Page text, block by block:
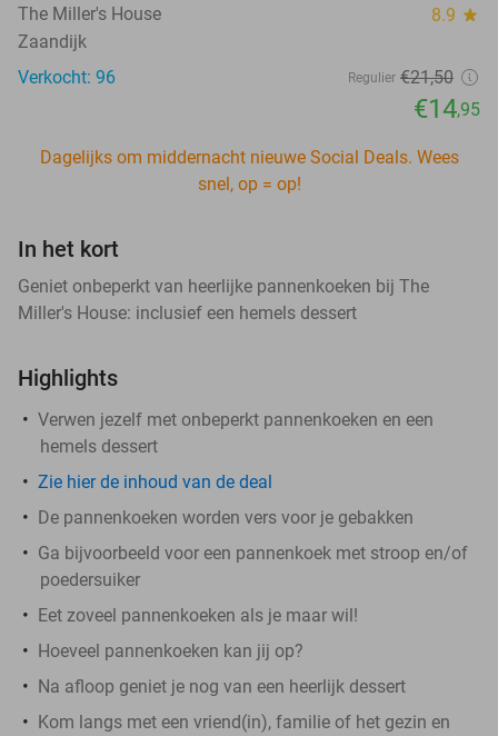
The Miller's House 8.9 star
Zaandijk
Verkocht: 96
Regulier €21,50
€14,95
Dagelijks om middernacht nieuwe Social Deals. Wees
snel, op = op!
In het kort
Geniet onbeperkt van heerlijke pannenkoeken bij The
Miller's House: inclusief een hemels dessert
Highlights
Verwen jezelf met onbeperkt pannenkoeken en een
hemels dessert
Zie hier de inhoud van de deal
De pannenkoeken worden vers voor je gebakken
Ga bijvoorbeeld voor een pannenkoek met stroop en/of
poedersuiker
Eet zoveel pannenkoeken als je maar wil!
Hoeveel pannenkoeken kan jij op?
Na afloop geniet je nog van een heerlijk dessert
Kom langs met een vriend(in), familie of het gezin en